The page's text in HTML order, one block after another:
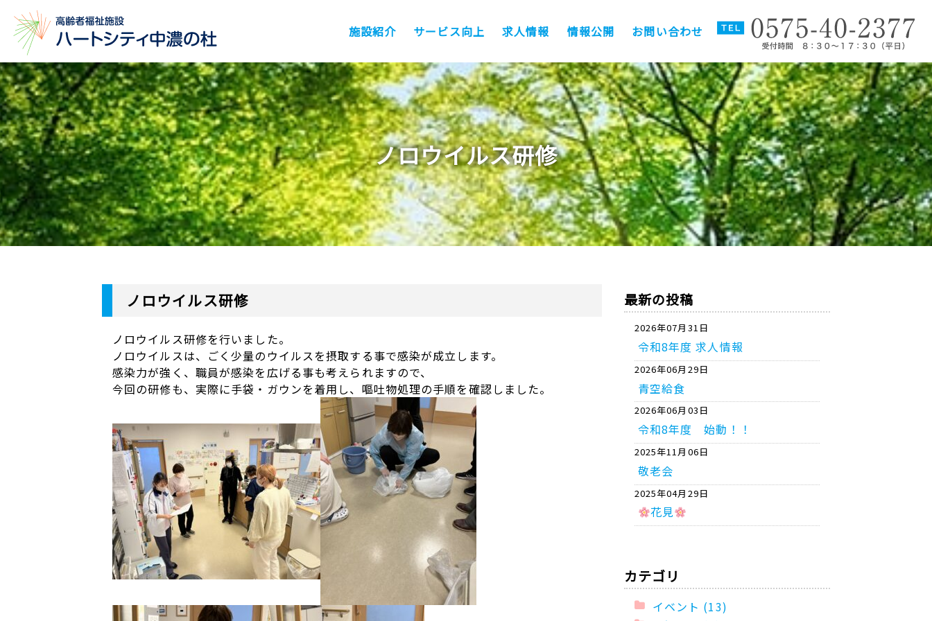
施設紹介 サービス向上 求人情報 情報公開 お問い合わせ
ノロウイルス研修
ノロウイルス研修
ノロウイルス研修を行いました。
ノロウイルスは、ごく少量のウイルスを摂取する事で感染が成立します。
感染力が強く、職員が感染を広げる事も考えられますので、
今回の研修も、実際に手袋・ガウンを着用し、嘔吐物処理の手順を確認しました。
最新の投稿
2026年07月31日
令和8年度 求人情報
2026年06月29日
青空給食
2026年06月03日
令和8年度 始動！！
2025年11月06日
敬老会
2025年04月29日
花見
カテゴリ
イベント (13)